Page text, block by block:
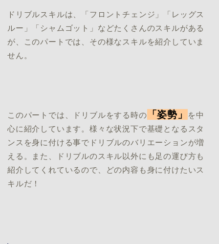
ドリブルスキルは、「フロントチェンジ」「レッグス
ルー」「シャムゴット」などたくさんのスキルがある
が、このパートでは、その様なスキルを紹介していま
せん。
このパートでは、ドリブルをする時の 「姿勢」
を中
心に紹介しています。様々な状況下で基礎となるスタ
ンスを身に付ける事でドリブルのバリエーションが増
える。また、ドリブルのスキル以外にも足の運び方も
紹介してくれているので、どの内容も身に付けたいス
キルだ！